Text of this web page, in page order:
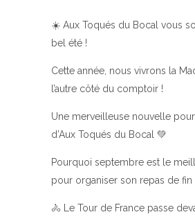
☀️ Aux Toqués du Bocal vous
bel été !
Cette année, nous vivrons la
l’autre côté du comptoir !
Une merveilleuse nouvelle
d’Aux Toqués du Bocal 💚
Pourquoi septembre est le
pour organiser son repas de fin
🚴 Le Tour de France passe